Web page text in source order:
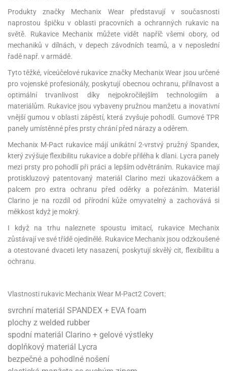
Produkty značky Mechanix Wear představují v současnosti
naprostou špičku v oblasti pracovních a ochranných rukavic na
světě. Rukavice Mechanix můžete vidět napříč všemi obory, od
mechaniků v dílnách, v depech závodních teamů, a v neposlední
řadě např. v armádě.
Tyto těžké, víceúčelové rukavice značky Mechanix Wear jsou určené
pro vojenské profesionály, poskytují obecnou ochranu, přilnavost a
optimální trvanlivost díky nejpokročilejším technologiím a
materiálům. Rukavice jsou vybaveny pružnou manžetu a inovativní
vnější gumou v oblasti zápěstí, která zvyšuje pohodlí. Gumové TPR
panely umístěnné přes prsty chrání před nárazy a oděrem.
Mechanix M-Pact rukavice májí unikátní 2-vrstvý pružný Spandex,
který zvýšuje flexibilitu rukavice a dobře přiléha k dlani. Lycra panely
mezi prsty pro pohodlí při práci a lepším odvětráním. Rukavice mají
protiskluzový patentovaný materiál Clarino mezi ukazováčkem a
palcem pro extra ochranu před oděrky a pořezáním. Materiál
Clarino je na rozdíl od přírodní kůže omyvatelný a zachovává si
měkkost když je mokrý.
I když na trhu naleznete spoustu imitací, rukavice Mechanix
zůstávají ve své třídě ojedinělé. Rukavice Mechanix jsou odzkoušené
a otestované dvaceti lety nasazení, poskytují skvělý cit, flexibilitu a
ochranu.
Vlastnosti rukavic Mechanix Wear M-Pact2 Covert:
svrchní materiál SPANDEX + EVA foam
plochy z welded rubber
spodní materiál Clarino + gelové výstleky
doplňkový materiál Lycra
bezpečné a pohodlné nošení